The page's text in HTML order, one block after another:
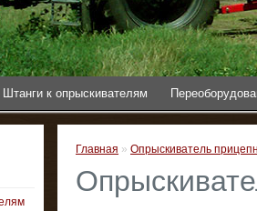
Штанги к опрыскивателям
Главная » Опрыскиватель